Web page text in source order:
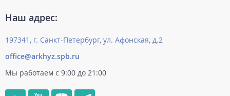
Наш адрес:
197341, г. Санкт-Петербург, ул. Афонская, д.2
office@arkhyz.spb.ru
Мы работаем с 9:00 до 21:00